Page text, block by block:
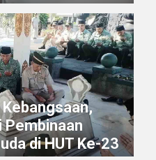
Pembinaan
di HUT Ke-23